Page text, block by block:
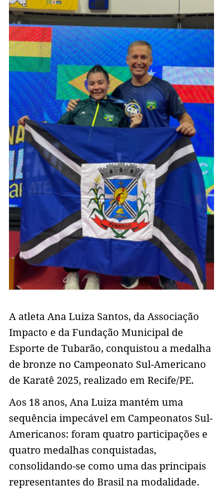
A atleta Ana Luiza Santos, da Associação
Impacto e da Fundação Municipal de
Esporte de Tubarão, conquistou a medalha
de bronze no Campeonato Sul-Americano
de Karatê 2025, realizado em Recife/PE.
Aos 18 anos, Ana Luiza mantém uma
sequência impecável em Campeonatos Sul-
Americanos: foram quatro participações e
quatro medalhas conquistadas,
consolidando-se como uma das principais
representantes do Brasil na modalidade.